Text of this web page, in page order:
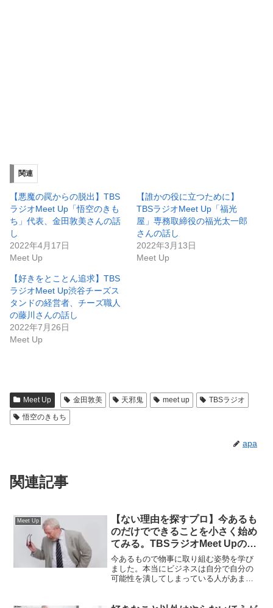
関連
【悪魔の罠からの脱出】TBS
ラジオMeet Up「悟空のきも
ち」代表、金田敦美さんの話
し
2022年4月17日
Meet Up
【誰かの役に立つために】
TBSラジオMeet Up「福光
屋」専務取締役の福光太一郎
さんの話し
2022年3月13日
Meet Up
【好きをとことん追求】TBS
ラジオMeet Up渋谷チーズス
タンドの経営者、チーズ職人
の藤川さんの話し
2022年7月26日
Meet Up
Meet Up 金田敦美 天邪鬼 meet up
TBSラジオ
悟空のきもち
apa
関連記事
Meet Up
【ない理由を探すプロ】今あるも
のだけでできることを小さく始め
てみる。TBSラジオMeet Upの株
式会社newn、中川綾太郎さんの
話し
今あるもので物事に取り組む姿勢を学び
ました。本当にビジネスは自分で自分の
可能性を潰してしまっている人があまり